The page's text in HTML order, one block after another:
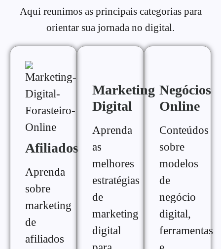
Aqui reunimos as principais categorias para
orientar sua jornada no digital.
Afiliados
Aprenda
sobre
marketing
de
afiliados
Marketing
Digital
Aprenda
as
melhores
estratégias
de
marketing
digital
Negócios
Online
Conteúdos
sobre
modelos
de
negócio
digital,
ferramentas